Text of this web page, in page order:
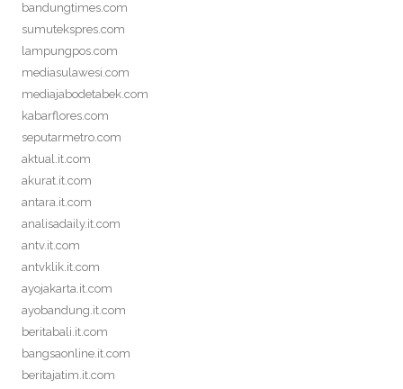
bandungtimes.com
sumutekspres.com
lampungpos.com
mediasulawesi.com
mediajabodetabek.com
kabarflores.com
seputarmetro.com
aktual.it.com
akurat.it.com
antara.it.com
analisadaily.it.com
antv.it.com
antvklik.it.com
ayojakarta.it.com
ayobandung.it.com
beritabali.it.com
bangsaonline.it.com
beritajatim.it.com